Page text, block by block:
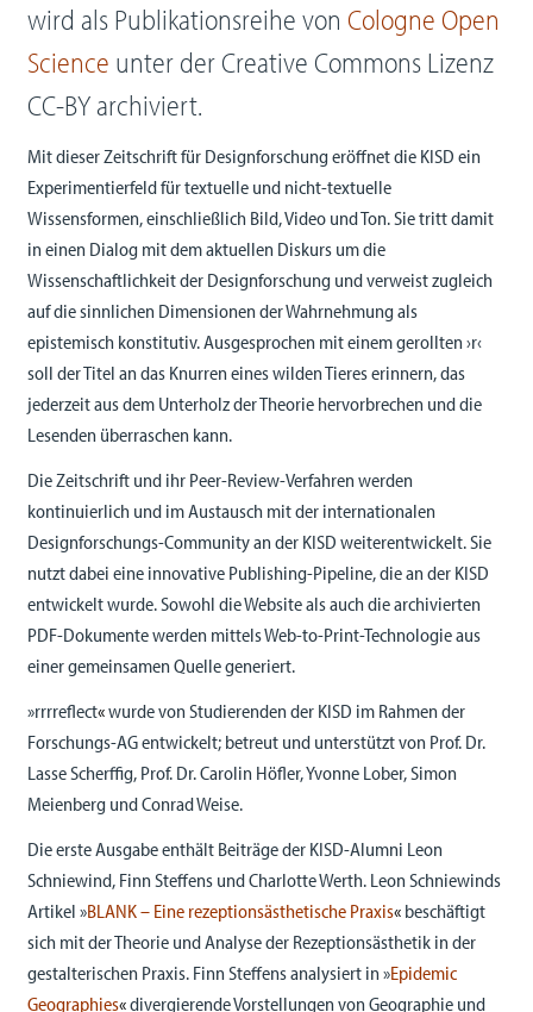
wird als Publikationsreihe von Cologne Open
Science unter der Creative Commons Lizenz
CC-BY archiviert.
Mit dieser Zeitschrift für Designforschung eröffnet die KISD ein
Experimentierfeld für textuelle und nicht-textuelle
Wissensformen, einschließlich Bild, Video und Ton. Sie tritt damit
in einen Dialog mit dem aktuellen Diskurs um die
Wissenschaftlichkeit der Designforschung und verweist zugleich
auf die sinnlichen Dimensionen der Wahrnehmung als
epistemisch konstitutiv. Ausgesprochen mit einem gerollten ›r‹
soll der Titel an das Knurren eines wilden Tieres erinnern, das
jederzeit aus dem Unterholz der Theorie hervorbrechen und die
Lesenden überraschen kann.
Die Zeitschrift und ihr Peer-Review-Verfahren werden
kontinuierlich und im Austausch mit der internationalen
Designforschungs-Community an der KISD weiterentwickelt. Sie
nutzt dabei eine innovative Publishing-Pipeline, die an der KISD
entwickelt wurde. Sowohl die Website als auch die archivierten
PDF-Dokumente werden mittels Web-to-Print-Technologie aus
einer gemeinsamen Quelle generiert.
»rrrreflect«wurde von Studierenden der KISD im Rahmen der
Forschungs-AG entwickelt; betreut und unterstützt von Prof. Dr.
Lasse Scherffig, Prof. Dr. Carolin Höfler, Yvonne Lober, Simon
Meienberg und Conrad Weise.
Die erste Ausgabe enthält Beiträge der KISD-Alumni Leon
Schniewind, Finn Steffens und Charlotte Werth. Leon Schniewinds
Artikel »BLANK – Eine rezeptionsästhetische Praxis«beschäftigt
sich mit der Theorie und Analyse der Rezeptionsästhetik in der
gestalterischen Praxis. Finn Steffens analysiert in »Epidemic
Geographies«divergierende Vorstellungen von Geographie und